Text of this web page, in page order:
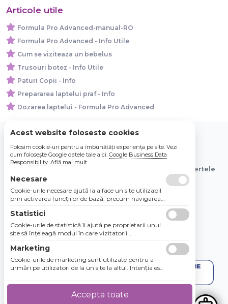
Articole utile
Formula Pro Advanced-manual-RO
Formula Pro Advanced - Info Utile
Cum se viziteaza un bebelus
Trusouri botez - Info Utile
Paturi Copii - Info
Prepararea laptelui praf - Info
Dozarea laptelui - Formula Pro Advanced
© 2026 Bebe Nou Online Store SRL
Toate preturile sunt exprimate in lei si includ tva. Ofertele
sunt valabile in limita stocului disponibil.
Acest website foloseste cookies
Folosim cookie-uri pentru a îmbunătăți experiența pe site. Vezi
cum folosește Google datele tale aici: Google Business Data
Responsibility. Află mai mult
Necesare
Cookie-urile necesare ajută la a face un site utilizabil
prin activarea funcţiilor de bază, precum navigarea
Site-ul nu poate funcţiona corespunzător fără aceste
cookie-uri.
Statistici
Cookie-urile de statistică îi ajută pe proprietarii unui
site să înţeleagă modul în care vizitatorii
raportarea informaţiilor în mod anonim.
Marketing
Cookie-urile de marketing sunt utilizate pentru a-i
urmări pe utilizatori de la un site la altul. Intenţia este
utilizatorii individuali, aşadar ele sunt mai valoroase
pentru agenţiile de puiblicitate şi părţile terţe care se
Accepta toate